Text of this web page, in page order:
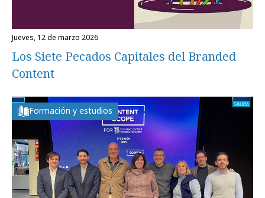
jueves, 12 de marzo 2026
Los Siete Pecados Capitales del Branded
Content
Formación y estudios